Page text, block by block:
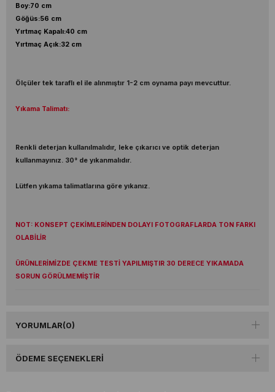
Boy:70 cm
Göğüs:56 cm
Yırtmaç Kapalı:40 cm
Yırtmaç Açık:32 cm
Ölçüler tek taraflı el ile alınmıştır 1-2 cm oynama payı mevcuttur.
Yıkama Talimatı:
Renkli deterjan kullanılmalıdır, leke çıkarıcı ve optik deterjan
kullanmayınız. 30° de yıkanmalıdır.
Lütfen yıkama talimatlarına göre yıkanız.
NOT: KONSEPT ÇEKİMLERİNDEN DOLAYI FOTOGRAFLARDA TON FARKI
OLABİLİR
ÜRÜNLERİMİZDE ÇEKME TESTİ YAPILMIŞTIR 30 DERECE YIKAMADA
SORUN GÖRÜLMEMİŞTİR
YORUMLAR(0)
ÖDEME SEÇENEKLERI